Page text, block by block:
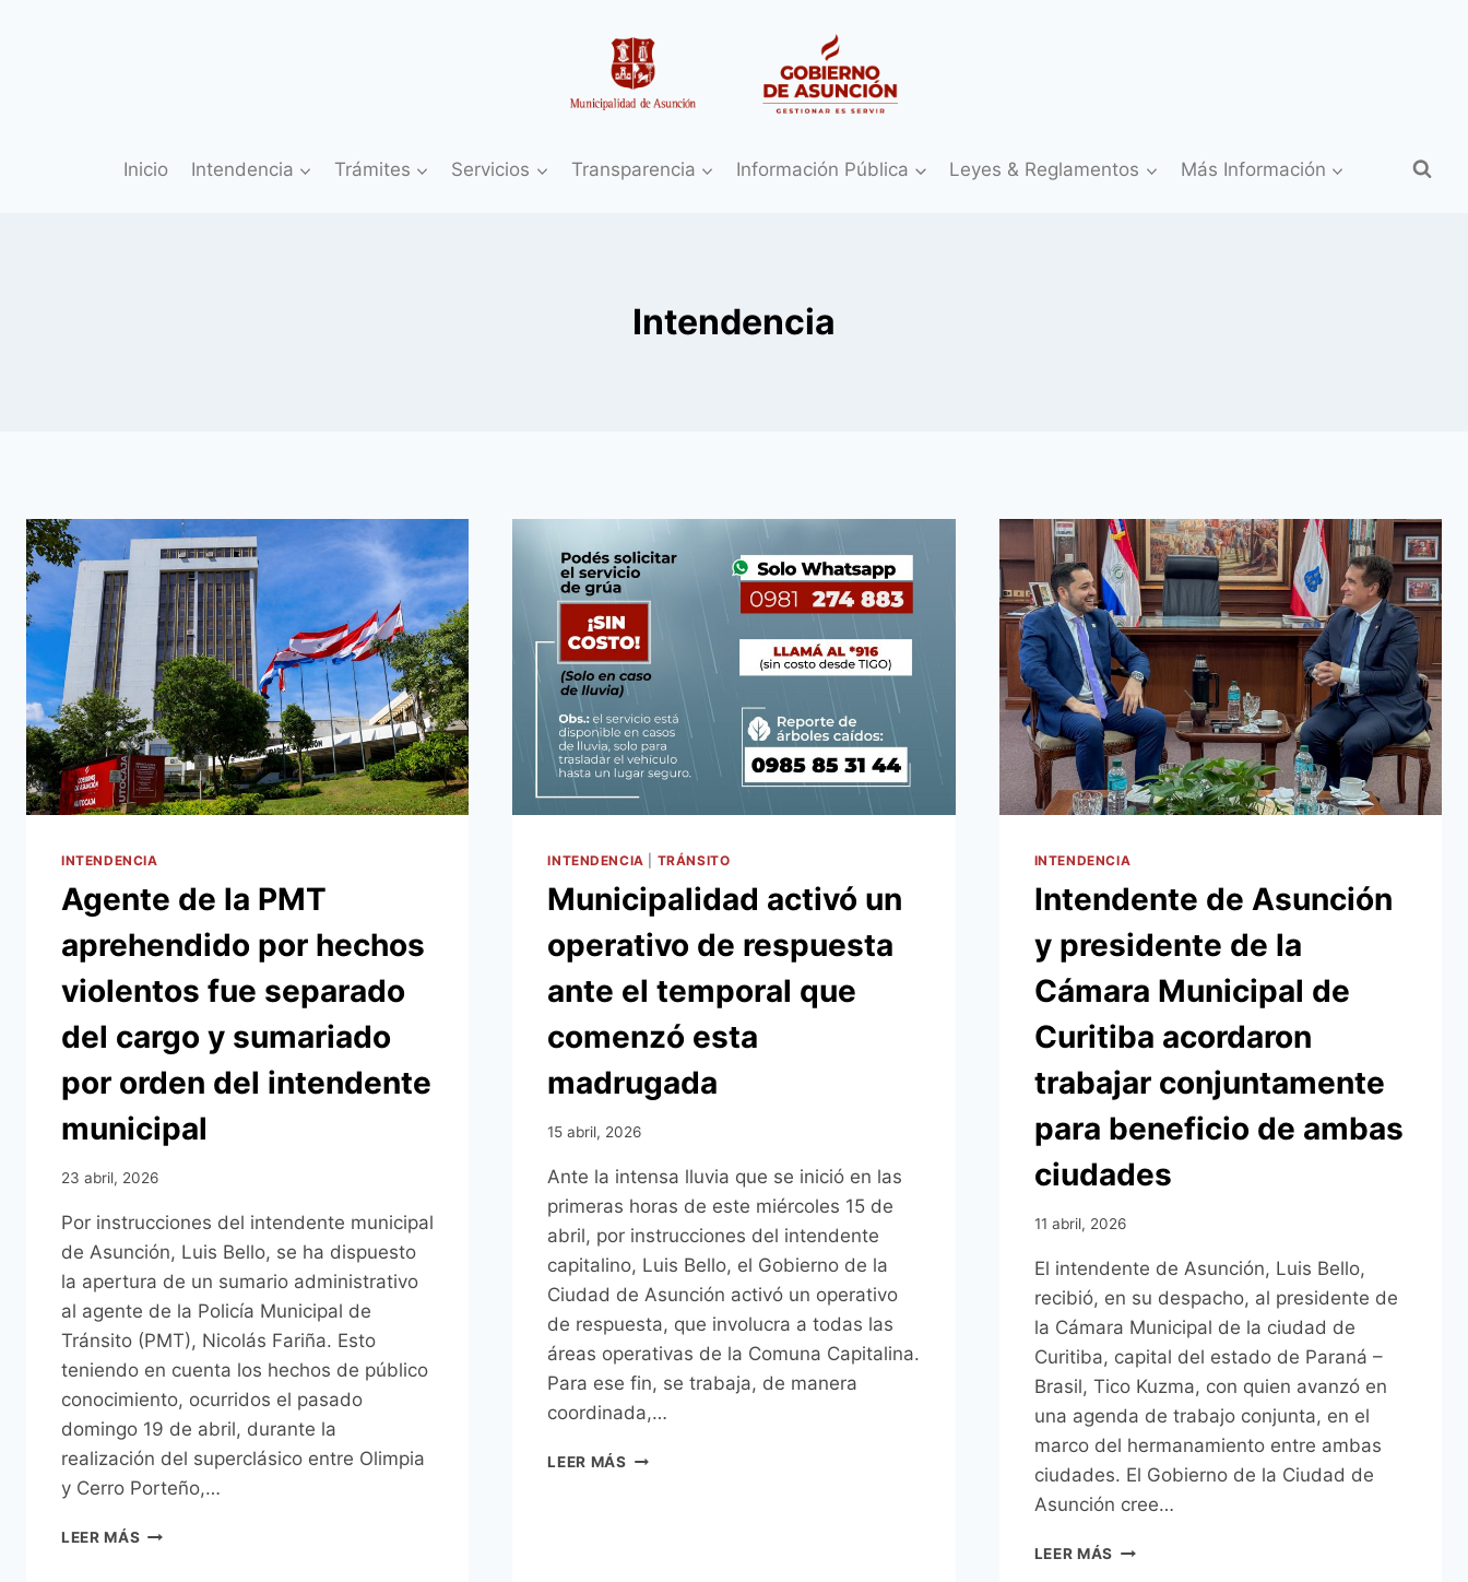
Inicio Intendencia Trámites Servicios Transparencia Información Pública Leyes & Reglamentos Más Información
Intendencia
INTENDENCIA
Agente de la PMT
aprehendido por hechos
violentos fue separado
del cargo y sumariado
por orden del intendente
municipal
23 abril, 2026
Por instrucciones del intendente municipal
de Asunción, Luis Bello, se ha dispuesto
la apertura de un sumario administrativo
al agente de la Policía Municipal de
Tránsito (PMT), Nicolás Fariña. Esto
teniendo en cuenta los hechos de público
conocimiento, ocurridos el pasado
domingo 19 de abril, durante la
realización del superclásico entre Olimpia
y Cerro Porteño,…
LEER MÁS AGENTE
INTENDENCIA TRÁNSITO
Municipalidad activó un
operativo de respuesta
ante el temporal que
comenzó esta
madrugada
15 abril, 2026
Ante la intensa lluvia que se inició en las
primeras horas de este miércoles 15 de
abril, por instrucciones del intendente
capitalino, Luis Bello, el Gobierno de la
Ciudad de Asunción activó un operativo
de respuesta, que involucra a todas las
áreas operativas de la Comuna Capitalina.
Para ese fin, se trabaja, de manera
coordinada,…
LEER MÁS MUNICIPALIDAD
INTENDENCIA
Intendente de Asunción
y presidente de la
Cámara Municipal de
Curitiba acordaron
trabajar conjuntamente
para beneficio de ambas
ciudades
11 abril, 2026
El intendente de Asunción, Luis Bello,
recibió, en su despacho, al presidente de
la Cámara Municipal de la ciudad de
Curitiba, capital del estado de Paraná –
Brasil, Tico Kuzma, con quien avanzó en
una agenda de trabajo conjunta, en el
marco del hermanamiento entre ambas
ciudades. El Gobierno de la Ciudad de
Asunción cree…
LEER MÁS INTENDENTE